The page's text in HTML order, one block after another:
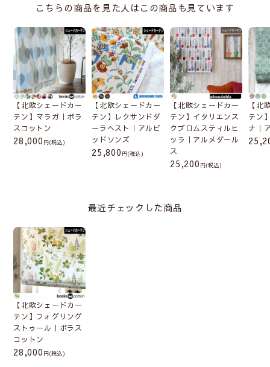
こちらの商品を見た人はこの商品も見ています
【北欧シェードカー
テン】マラガ｜ボラ
スコットン
28,000 (税込)
【北欧シェードカー
テン】レクサンドダ
ーラヘスト｜アルビ
ッドソンズ
25,800 (税込)
【北欧シェードカー
テン】イタリエンス
クブロムスティルヒ
ッラ｜アルメダール
ス
25,200 (税込)
【北
テン
ナ｜
最近チェックした商品
【北欧シェードカー
テン】フォグリング
ストゥール｜ボラス
コットン
28,000 (税込)